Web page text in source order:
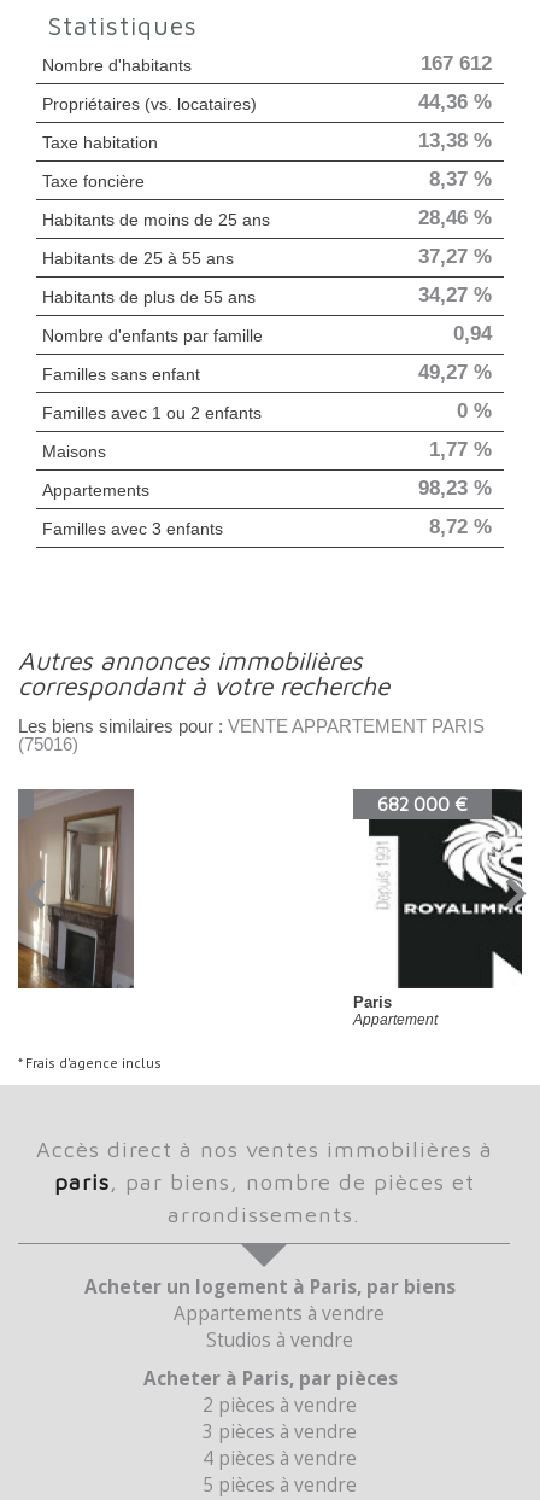
Statistiques
Nombre d'habitants 167 612
Propriétaires (vs. locataires) 44,36 %
Taxe habitation 13,38 %
Taxe foncière 8,37 %
Habitants de moins de 25 ans 28,46 %
Habitants de 25 à 55 ans 37,27 %
Habitants de plus de 55 ans 34,27 %
Nombre d'enfants par famille 0,94
Familles sans enfant 49,27 %
Familles avec 1 ou 2 enfants 0 %
Maisons 1,77 %
Appartements 98,23 %
Familles avec 3 enfants 8,72 %
autres annonces immobilières
correspondant à votre recherche
Les biens similaires pour : VENTE APPARTEMENT PARIS
(75016)
* Frais d'agence inclus
accès direct à nos ventes immobilières à
paris, par biens, nombre de pièces et
arrondissements.
Acheter un logement à Paris, par biens
Appartements à vendre
Studios à vendre
Acheter à Paris, par pièces
2 pièces à vendre
3 pièces à vendre
4 pièces à vendre
5 pièces à vendre